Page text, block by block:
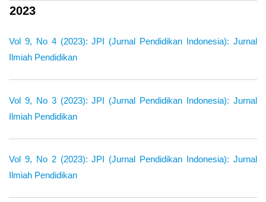
2023
Vol 9, No 4 (2023): JPI (Jurnal Pendidikan Indonesia): Jurnal
Ilmiah Pendidikan
Vol 9, No 3 (2023): JPI (Jurnal Pendidikan Indonesia): Jurnal
Ilmiah Pendidikan
Vol 9, No 2 (2023): JPI (Jurnal Pendidikan Indonesia): Jurnal
Ilmiah Pendidikan